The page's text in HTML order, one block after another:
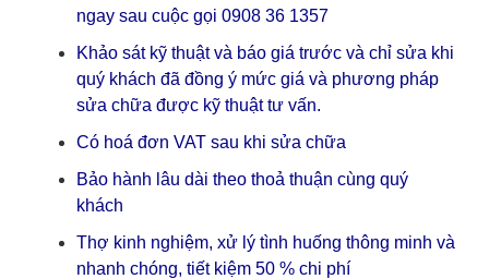
ngay sau cuộc gọi 0908 36 1357
Khảo sát kỹ thuật và báo giá trước và chỉ sửa khi
quý khách đã đồng ý mức giá và phương pháp
sửa chữa được kỹ thuật tư vấn.
Có hoá đơn VAT sau khi sửa chữa
Bảo hành lâu dài theo thoả thuận cùng quý
khách
Thợ kinh nghiệm, xử lý tình huống thông minh và
nhanh chóng, tiết kiệm 50 % chi phí